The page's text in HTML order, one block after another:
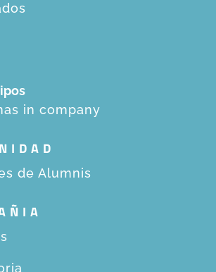
in company
de Alumnis